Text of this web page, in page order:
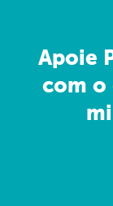
Apoie
com o